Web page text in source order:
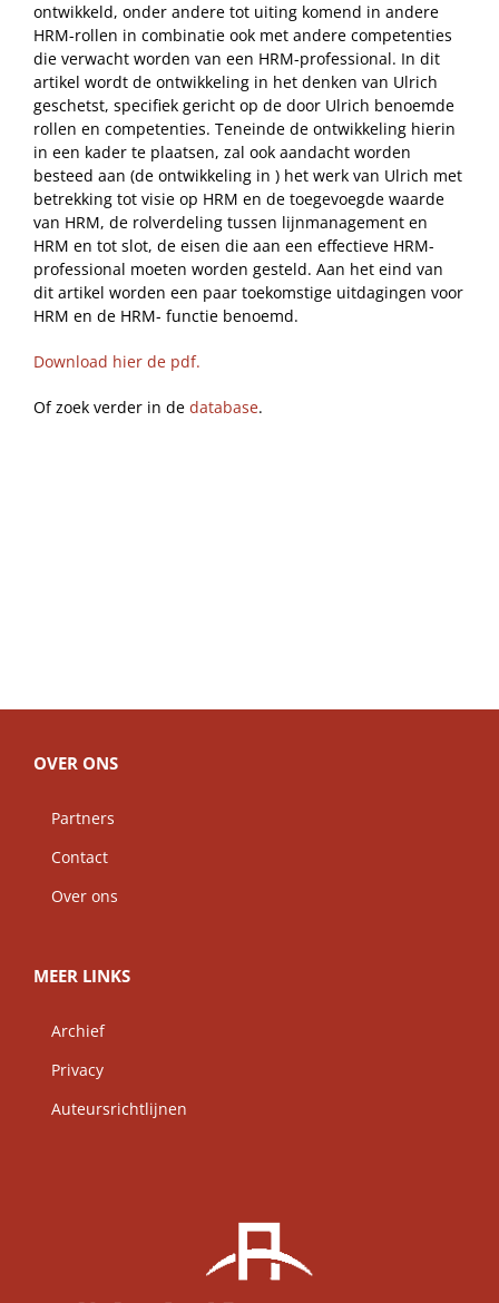
ontwikkeld, onder andere tot uiting komend in andere
HRM-rollen in combinatie ook met andere competenties
die verwacht worden van een HRM-professional. In dit
artikel wordt de ontwikkeling in het denken van Ulrich
geschetst, specifiek gericht op de door Ulrich benoemde
rollen en competenties. Teneinde de ontwikkeling hierin
in een kader te plaatsen, zal ook aandacht worden
besteed aan (de ontwikkeling in ) het werk van Ulrich met
betrekking tot visie op HRM en de toegevoegde waarde
van HRM, de rolverdeling tussen lijnmanagement en
HRM en tot slot, de eisen die aan een effectieve HRM-
professional moeten worden gesteld. Aan het eind van
dit artikel worden een paar toekomstige uitdagingen voor
HRM en de HRM- functie benoemd.
Download hier de pdf.
Of zoek verder in de database.
OVER ONS
Partners
Contact
Over ons
MEER LINKS
Archief
Privacy
Auteursrichtlijnen